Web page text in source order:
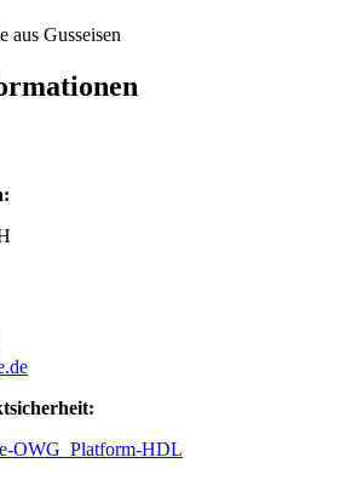
aus Gusseisen
OWG_Platform-HDL